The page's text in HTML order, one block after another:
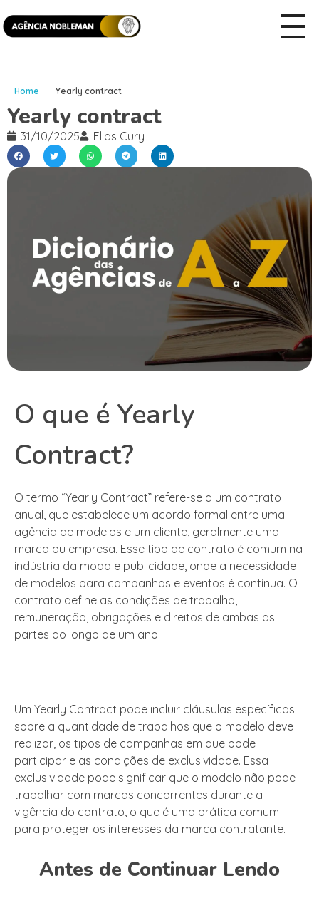
Home Yearly contract
Yearly contract
31/10/2025 Elias Cury
O que é Yearly
Contract?
O termo “Yearly Contract” refere-se a um contrato
anual, que estabelece um acordo formal entre uma
agência de modelos e um cliente, geralmente uma
marca ou empresa. Esse tipo de contrato é comum na
indústria da moda e publicidade, onde a necessidade
de modelos para campanhas e eventos é contínua. O
contrato define as condições de trabalho,
remuneração, obrigações e direitos de ambas as
partes ao longo de um ano.
Um Yearly Contract pode incluir cláusulas específicas
sobre a quantidade de trabalhos que o modelo deve
realizar, os tipos de campanhas em que pode
participar e as condições de exclusividade. Essa
exclusividade pode significar que o modelo não pode
trabalhar com marcas concorrentes durante a
vigência do contrato, o que é uma prática comum
para proteger os interesses da marca contratante.
Antes de Continuar Lendo